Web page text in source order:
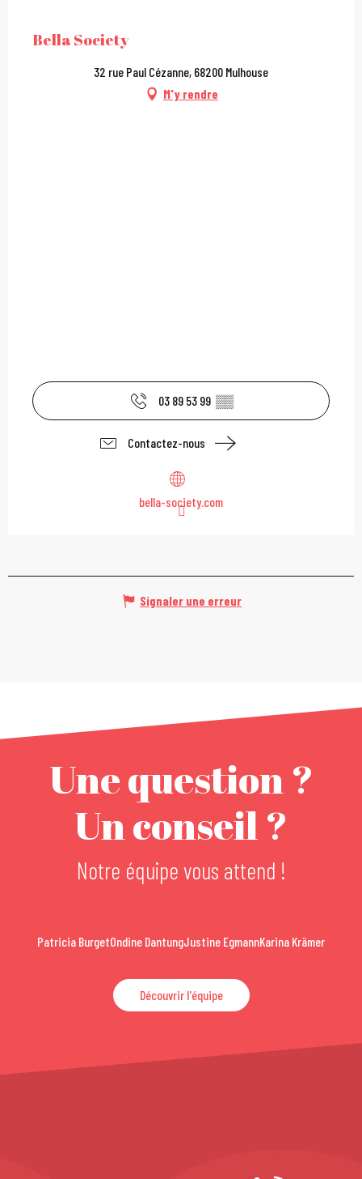
Bella Society
32 rue Paul Cézanne, 68200 Mulhouse
M'y rendre
03 89 53 99 ▒▒
Contactez-nous
bella-society.com
Signaler une erreur
Une question ?
Un conseil ?
Notre équipe vous attend !
Patricia BurgetOndine DantungJustine EgmannKarina Krämer
Découvrir l'équipe